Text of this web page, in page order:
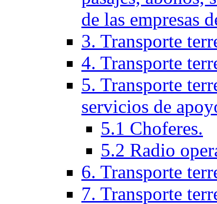
de las empresas
3. Transporte
4. Transporte
5. Transporte
servicios de
5.1 Choferes.
5.2 Radio
6. Transporte
7. Transporte